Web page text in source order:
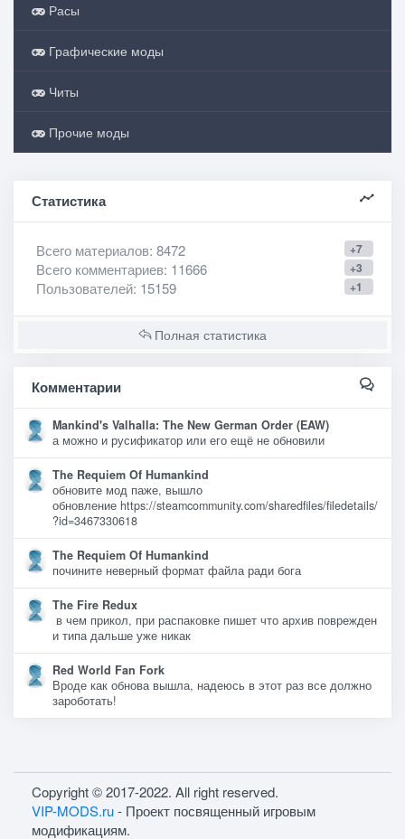
Расы
Графические моды
Читы
Прочие моды
Статистика
+7
Всего материалов: 8472
+3
Всего комментариев: 11666
+1
Пользователей: 15159
Полная статистика
Комментарии
Mankind's Valhalla: The New German Order (EAW)
а можно и русификатор или его ещё не обновили
The Requiem Of Humankind
обновите мод паже, вышло
обновление https://steamcommunity.com/sharedfiles/filedetails/
?id=3467330618
The Requiem Of Humankind
почините неверный формат файла ради бога
The Fire Redux
в чем прикол, при распаковке пишет что архив поврежден
и типа дальше уже никак
Red World Fan Fork
Вроде как обнова вышла, надеюсь в этот раз все должно
зароботать!
Copyright © 2017-2022. All right reserved.
VIP-MODS.ru- Проект посвященный игровым
модификациям.